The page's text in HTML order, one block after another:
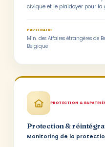
civique et le plaidoyer pour
PARTENAIRE
Min. des Affaires étrangères de
Belgique
PROTECTION &
Protection &
Monitoring de la